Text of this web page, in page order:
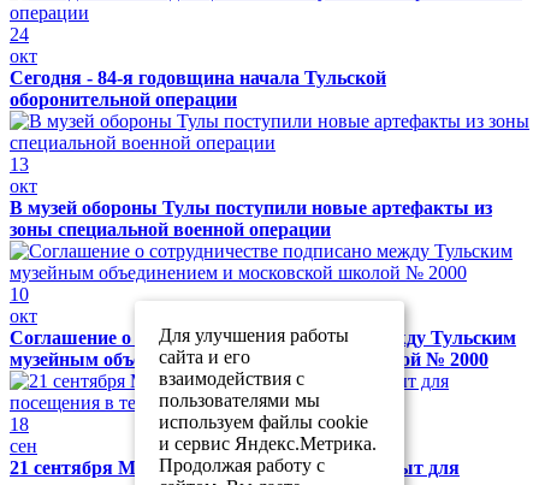
24
окт
Сегодня - 84-я годовщина начала Тульской
оборонительной операции
13
окт
В музей обороны Тулы поступили новые артефакты из
зоны специальной военной операции
10
окт
Соглашение о сотрудничестве подписано между Тульским
музейным объединением и московской школой № 2000
18
сен
21 сентября Музей обороны Тулы будет закрыт для
Для улучшения работы
сайта и его
взаимодействия с
пользователями мы
используем файлы cookie
и сервис Яндекс.Метрика.
Продолжая работу с